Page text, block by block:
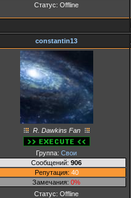
Статус: Offline
constantin13
R. Dawkins Fan
Группа: Свои
Сообщений: 906
Репутация: 40
Замечания: 0%
Статус: Offline